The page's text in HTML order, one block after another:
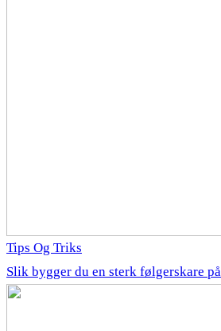
Tips Og Triks
Slik bygger du en sterk følgerskare